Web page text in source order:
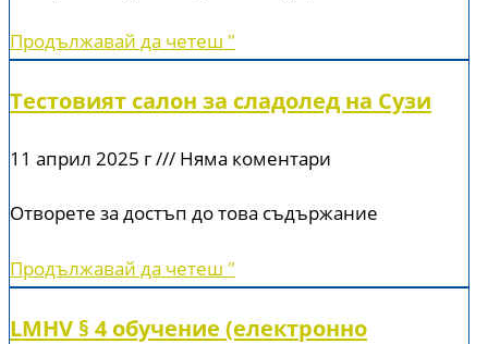
Продължавай да четеш "
Тестовият салон за сладолед на Сузи
11 април 2025 г Няма коментари
Отворете за достъп до това съдържание
Продължавай да четеш "
LMHV § 4 обучение (електронно